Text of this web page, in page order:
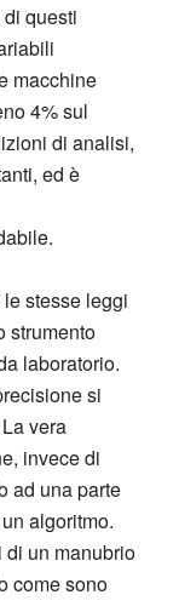
questi
macchine
4% sul
di analisi,
ed è
stesse leggi
strumento
laboratorio.
si
vera
invece di
ad una parte
algoritmo.
di un manubrio
come sono